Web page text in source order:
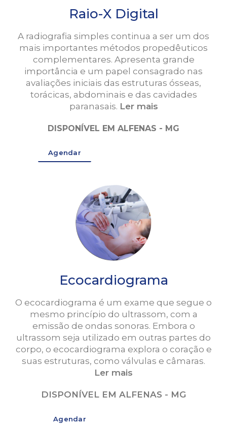
Raio-X Digital
A radiografia simples continua a ser um dos
mais importantes métodos propedêuticos
complementares. Apresenta grande
importância e um papel consagrado nas
avaliações iniciais das estruturas ósseas,
torácicas, abdominais e das cavidades
paranasais. Ler mais
DISPONÍVEL EM ALFENAS - MG
Agendar
Ecocardiograma
O ecocardiograma é um exame que segue o
mesmo princípio do ultrassom, com a
emissão de ondas sonoras. Embora o
ultrassom seja utilizado em outras partes do
corpo, o ecocardiograma explora o coração e
suas estruturas, como válvulas e câmaras.
Ler mais
DISPONÍVEL EM ALFENAS - MG
Agendar